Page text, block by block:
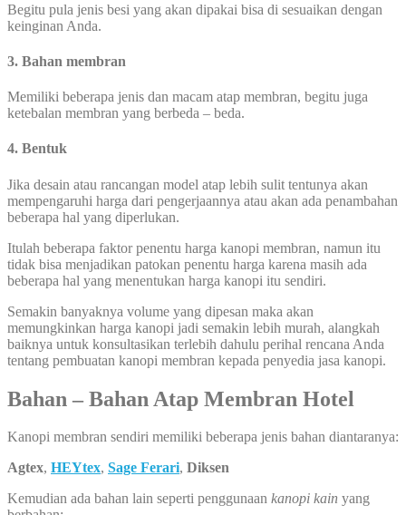
Begitu pula jenis besi yang akan dipakai bisa di sesuaikan dengan
keinginan Anda.
3. Bahan membran
Memiliki beberapa jenis dan macam atap membran, begitu juga
ketebalan membran yang berbeda – beda.
4. Bentuk
Jika desain atau rancangan model atap lebih sulit tentunya akan
mempengaruhi harga dari pengerjaannya atau akan ada penambahan
beberapa hal yang diperlukan.
Itulah beberapa faktor penentu harga kanopi membran, namun itu
tidak bisa menjadikan patokan penentu harga karena masih ada
beberapa hal yang menentukan harga kanopi itu sendiri.
Semakin banyaknya volume yang dipesan maka akan
memungkinkan harga kanopi jadi semakin lebih murah, alangkah
baiknya untuk konsultasikan terlebih dahulu perihal rencana Anda
tentang pembuatan kanopi membran kepada penyedia jasa kanopi.
Bahan – Bahan Atap Membran Hotel
Kanopi membran sendiri memiliki beberapa jenis bahan diantaranya:
Agtex, HEYtex, Sage Ferari, Diksen
Kemudian ada bahan lain seperti penggunaan kanopi kain yang